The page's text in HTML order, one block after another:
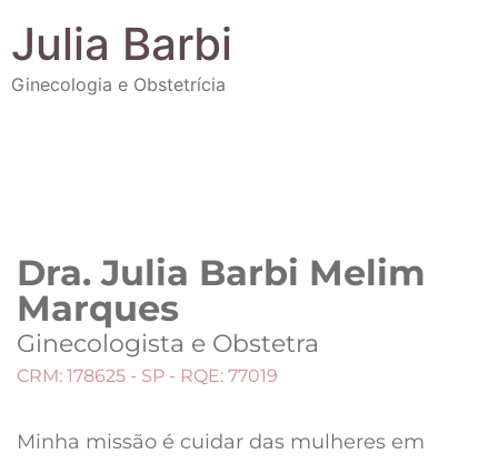
Julia Barbi
Ginecologia e Obstetrícia
Dra. Julia Barbi Melim
Marques
Ginecologista e Obstetra
CRM: 178625 - SP - RQE: 77019
Minha missão é cuidar das mulheres em